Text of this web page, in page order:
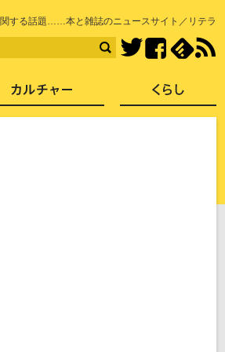
する話題……本と雑誌のニュースサイト／リテラ
TwitterFacebook
社会